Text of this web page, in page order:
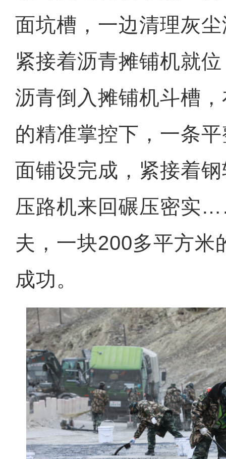
面坑槽，一边清理灰
紧接着沥青摊铺机就
沥青倒入摊铺机斗槽
的精准掌控下，一条
面铺设完成，紧接着
压路机来回碾压密实
夫，一块200多平方米
成功。